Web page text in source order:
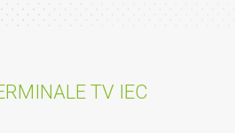
TV IEC